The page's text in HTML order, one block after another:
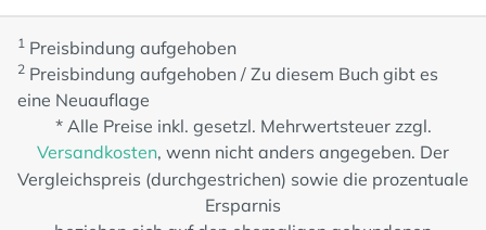
1 Preisbindung aufgehoben
2 Preisbindung aufgehoben / Zu diesem Buch gibt es
eine Neuauflage
* Alle Preise inkl. gesetzl. Mehrwertsteuer zzgl.
Versandkosten, wenn nicht anders angegeben. Der
Vergleichspreis (durchgestrichen) sowie die prozentuale
Ersparnis